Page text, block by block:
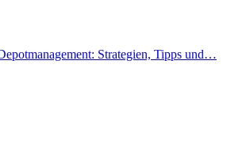
Strategien, Tipps und…